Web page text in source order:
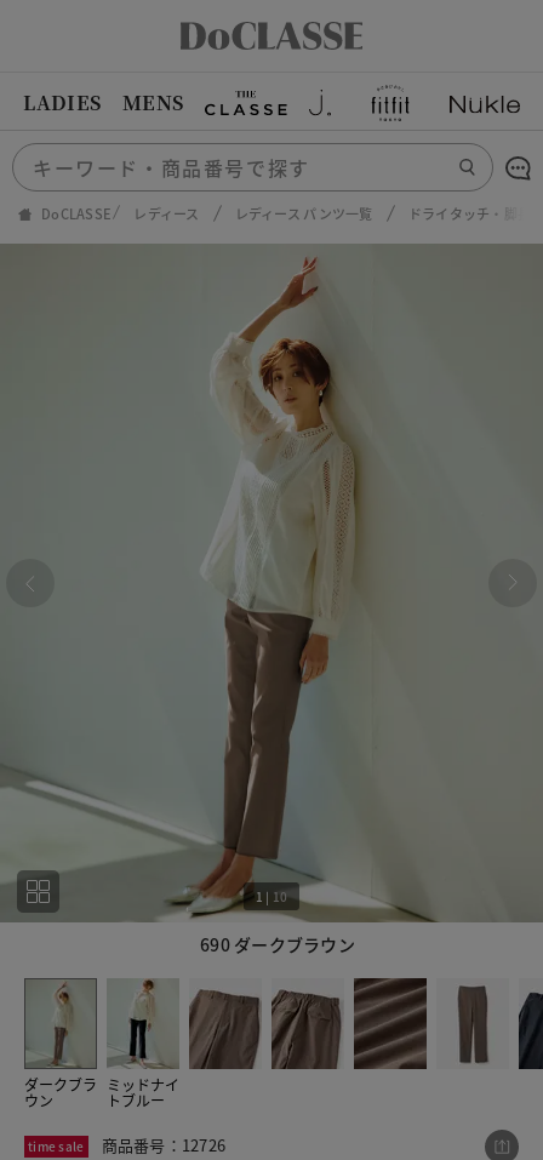
LADIES MENS
DoCLASSE レディース レディース パンツ一覧 ドライタッチ・脚長
690 ダークブラウン
1 | 10
ダークブラ
ウン
ミッドナイ
トブルー
1 10
time sale 商品番号：12726